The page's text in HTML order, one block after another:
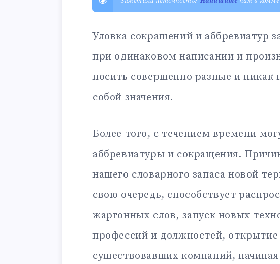
Уловка сокращений и аббревиатур
при одинаковом написании и
носить совершенно разные и никак
собой значения.
Более того, с течением времени
аббревиатуры и сокращения.
нашего словарного запаса новой
свою очередь, способствует
жаргонных слов, запуск новых
профессий и должностей, открытие
существовавших компаний,